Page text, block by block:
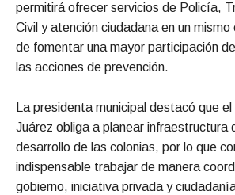
permitirá ofrecer servicios de Policía,
Civil y atención ciudadana en un
de fomentar una mayor participación
las acciones de prevención.
La presidenta municipal destacó que
Juárez obliga a planear infraestructura
desarrollo de las colonias, por lo que
indispensable trabajar de manera
gobierno, iniciativa privada y